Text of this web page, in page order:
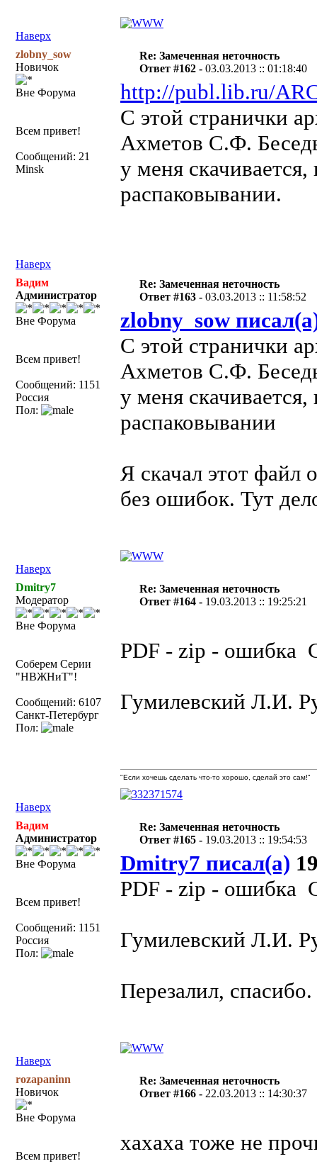
Наверх
zlobny_sow
Новичок
Вне Форума
Всем привет!
Сообщений: 21
Minsk
Re: Замеченная неточность
Ответ #162 -03.03.2013 :: 01:18:40
http://publ.lib.ru/
С этой странички
Ахметов С.Ф.
у меня
распаковывании.
Наверх
Вадим
Администратор
Вне Форума
Всем привет!
Сообщений: 1151
Россия
Пол:
Re: Замеченная неточность
Ответ #163 -03.03.2013 :: 11:58:52
zlobny_sow
С этой странички
Ахметов С.Ф.
у меня
распаковывании
Я скачал этот файл
без ошибок. Тут
Наверх
Dmitry7
Модератор
Вне Форума
Соберем Серии
"НВЖНиТ"!
Сообщений: 6107
Санкт-Петербург
Пол:
Re: Замеченная неточность
Ответ #164 - 19.03.2013 :: 19:25:21
PDF - zip - ошибка
Гумилевский Л.И.
Наверх
"Если хочешь сделать что-то хорошо, сделай это сам!"
Вадим
Администратор
Вне Форума
Всем привет!
Сообщений: 1151
Россия
Пол:
Re: Замеченная неточность
Ответ #165 - 19.03.2013 :: 19:54:53
Dmitry7 писал(а)
PDF - zip - ошибка
Гумилевский Л.И.
Перезалил, спасибо.
Наверх
rozapaninn
Новичок
Вне Форума
Всем привет!
Re: Замеченная неточность
Ответ #166 - 22.03.2013 :: 14:30:37
хахаха тоже не